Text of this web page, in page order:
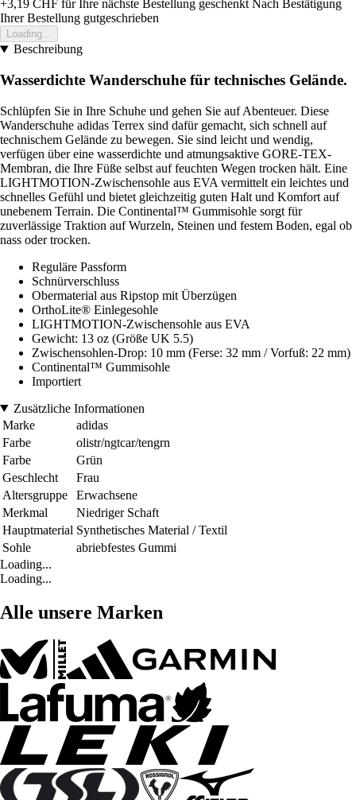
+3,19 CHF für Ihre nächste Bestellung geschenkt Nach Bestätigung
Ihrer Bestellung gutgeschrieben
Loading...
Beschreibung
Wasserdichte Wanderschuhe für technisches Gelände.
Schlüpfen Sie in Ihre Schuhe und gehen Sie auf Abenteuer. Diese
Wanderschuhe adidas Terrex sind dafür gemacht, sich schnell auf
technischem Gelände zu bewegen. Sie sind leicht und wendig,
verfügen über eine wasserdichte und atmungsaktive GORE-TEX-
Membran, die Ihre Füße selbst auf feuchten Wegen trocken hält. Eine
LIGHTMOTION-Zwischensohle aus EVA vermittelt ein leichtes und
schnelles Gefühl und bietet gleichzeitig guten Halt und Komfort auf
unebenem Terrain. Die Continental™ Gummisohle sorgt für
zuverlässige Traktion auf Wurzeln, Steinen und festem Boden, egal ob
nass oder trocken.
Reguläre Passform
Schnürverschluss
Obermaterial aus Ripstop mit Überzügen
OrthoLite® Einlegesohle
LIGHTMOTION-Zwischensohle aus EVA
Gewicht: 13 oz (Größe UK 5.5)
Zwischensohlen-Drop: 10 mm (Ferse: 32 mm / Vorfuß: 22 mm)
Continental™ Gummisohle
Importiert
Zusätzliche Informationen
Marke
adidas
Farbe
olistr/ngtcar/tengrn
Farbe
Grün
Geschlecht
Frau
Altersgruppe
Erwachsene
Merkmal
Niedriger Schaft
Hauptmaterial Synthetisches Material / Textil
Sohle
abriebfestes Gummi
Loading...
Loading...
Alle unsere Marken